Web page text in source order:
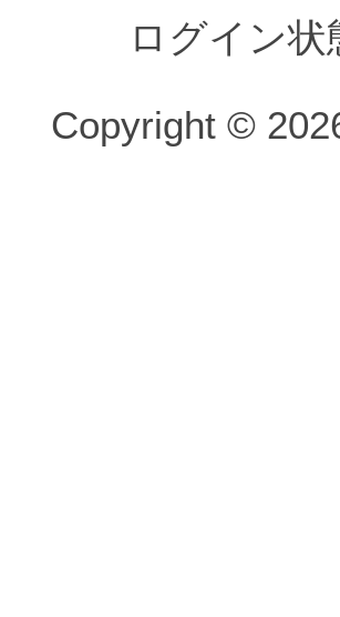
ログイン
Copyright ©